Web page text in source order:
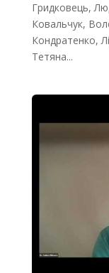
Гридковець,
Ковальчук,
Кондратенко,
Тетяна...